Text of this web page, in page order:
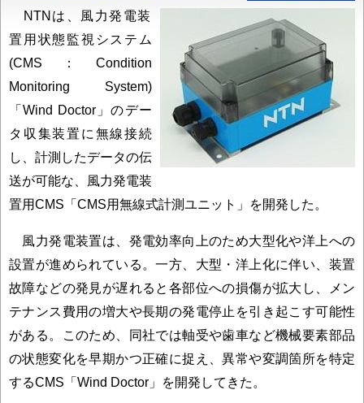
NTNは、風力発電装
置用状態監視システム
(CMS：Condition
Monitoring System)
「Wind Doctor」のデー
タ収集装置に無線接続
し、計測したデータの伝
送が可能な、風力発電装
置用CMS「CMS用無線式計測ユニット」を開発した。
風力発電装置は、発電効率向上のため大型化や洋上への
設置が進められている。一方、大型・洋上化に伴い、装置
故障などの発見が遅れると各部位への損傷が拡大し、メン
テナンス費用の増大や長期の発電停止を引き起こす可能性
がある。このため、同社では軸受や歯車など機械要素部品
の状態変化を早期かつ正確に捉え、異常や変調箇所を特定
するCMS「Wind Doctor」を開発してきた。